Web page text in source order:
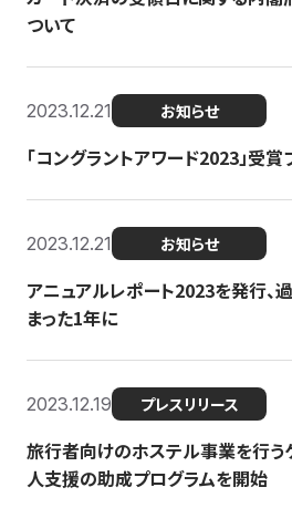
ついて
2023.12.21 お知らせ
「コングラントアワード2023」受賞
2023.12.21 お知らせ
アニュアルレポート2023を発行、
まった1年に
2023.12.19 プレスリリース
旅行者向けのホステル事業を行う
人支援の助成プログラムを開始